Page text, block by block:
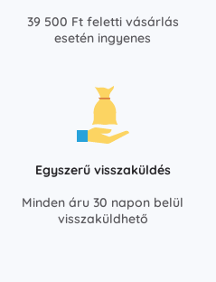
39 500 Ft feletti vásárlás
esetén ingyenes
Egyszerű visszaküldés
Minden áru 30 napon belül
visszaküldhető